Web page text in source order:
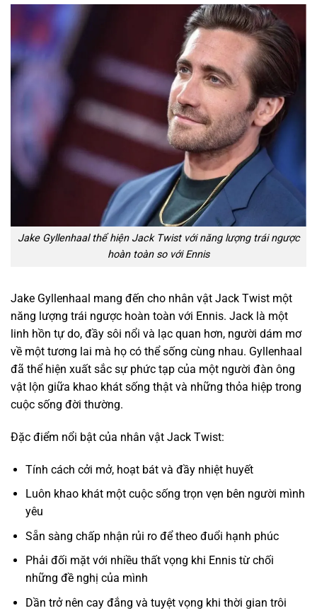
Jake Gyllenhaal thể hiện Jack Twist với năng lượng trái ngược
hoàn toàn so với Ennis
Jake Gyllenhaal mang đến cho nhân vật Jack Twist một
năng lượng trái ngược hoàn toàn với Ennis. Jack là một
linh hồn tự do, đầy sôi nổi và lạc quan hơn, người dám mơ
về một tương lai mà họ có thể sống cùng nhau. Gyllenhaal
đã thể hiện xuất sắc sự phức tạp của một người đàn ông
vật lộn giữa khao khát sống thật và những thỏa hiệp trong
cuộc sống đời thường.
Đặc điểm nổi bật của nhân vật Jack Twist:
Tính cách cởi mở, hoạt bát và đầy nhiệt huyết
Luôn khao khát một cuộc sống trọn vẹn bên người mình
yêu
Sẵn sàng chấp nhận rủi ro để theo đuổi hạnh phúc
Phải đối mặt với nhiều thất vọng khi Ennis từ chối
những đề nghị của mình
Dần trở nên cay đắng và tuyệt vọng khi thời gian trôi